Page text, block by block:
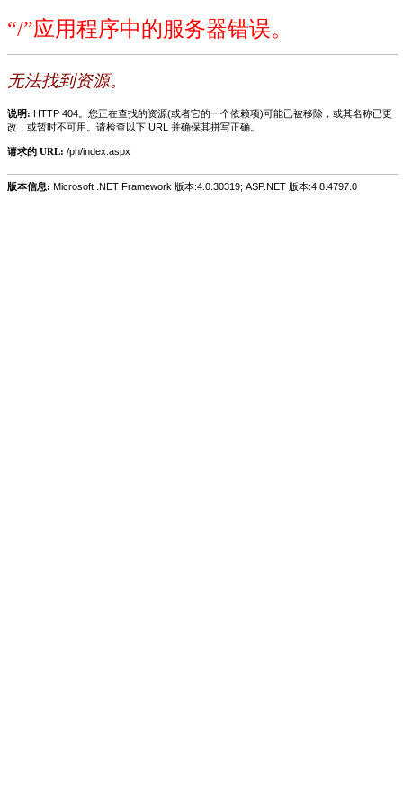
“/”应用程序中的服务器错误。
无法找到资源。
说明: HTTP 404。您正在查找的资源(或者它的一个依赖项)可能已被移除，或其名称已更
改，或暂时不可用。请检查以下 URL 并确保其拼写正确。
请求的 URL: /ph/index.aspx
版本信息: Microsoft .NET Framework 版本:4.0.30319; ASP.NET 版本:4.8.4797.0